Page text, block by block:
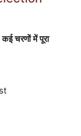
चरणों में पूरा